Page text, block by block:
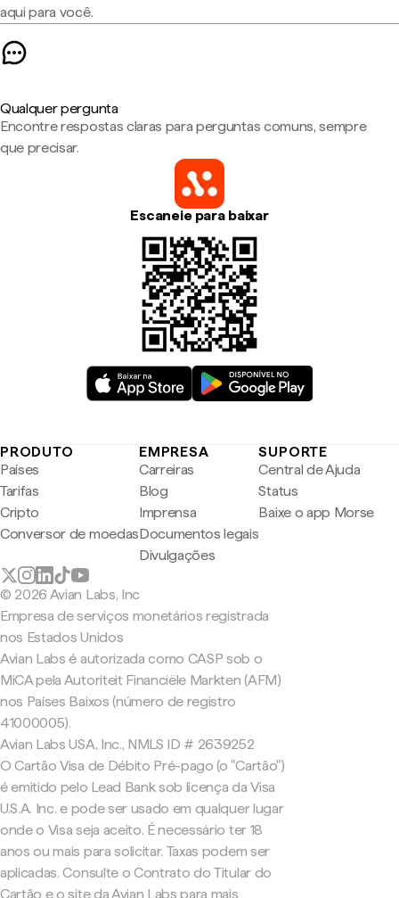
aqui para você.
Qualquer pergunta
Encontre respostas claras para perguntas comuns, sempre
que precisar.
Escaneie para baixar
PRODUTO
Países
Tarifas
Cripto
Conversor de moedas
EMPRESA
Carreiras
Blog
Imprensa
Documentos legais
Divulgações
SUPORTE
Central de Ajuda
Status
Baixe o app Morse
© 2026 Avian Labs, Inc
Empresa de serviços monetários registrada
nos Estados Unidos
Avian Labs é autorizada como CASP sob o
MiCA pela Autoriteit Financiële Markten (AFM)
nos Países Baixos (número de registro
41000005).
Avian Labs USA, Inc., NMLS ID # 2639252
O Cartão Visa de Débito Pré-pago (o "Cartão")
é emitido pelo Lead Bank sob licença da Visa
U.S.A. Inc. e pode ser usado em qualquer lugar
onde o Visa seja aceito. É necessário ter 18
anos ou mais para solicitar. Taxas podem ser
aplicadas. Consulte o Contrato do Titular do
Cartão e o site da Avian Labs para mais